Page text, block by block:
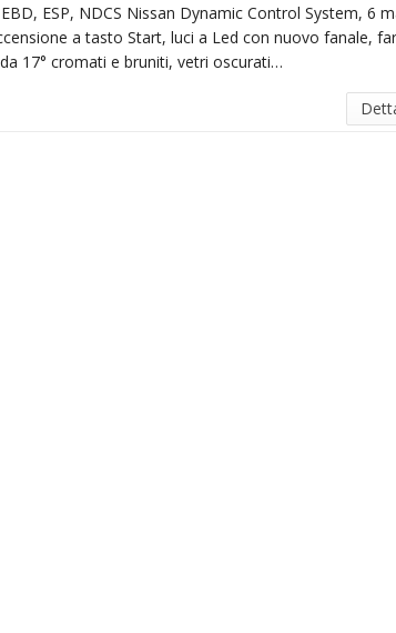
ESP, NDCS Nissan Dynamic Control System, 6
a tasto Start, luci a Led con nuovo fanale,
17° cromati e bruniti, vetri oscurati…